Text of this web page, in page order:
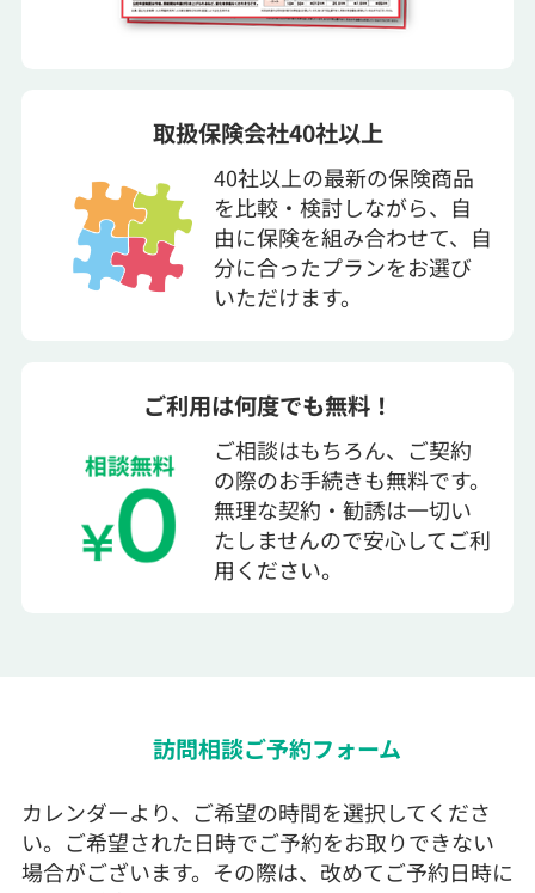
40社以上の最新の保険商品
を比較・検討しながら、自
由に保険を組み合わせて、自
分に合ったプランをお選び
いただけます。
取扱保険会社40社以上
ご相談はもちろん、ご契約
の際のお手続きも無料です。
無理な契約・勧誘は一切い
たしませんので安心してご利
用ください。
ご利用は何度でも無料！
訪問相談ご予約フォーム
カレンダーより、ご希望の時間を選択してくださ
い。ご希望された日時でご予約をお取りできない
場合がございます。その際は、改めてご予約日時に